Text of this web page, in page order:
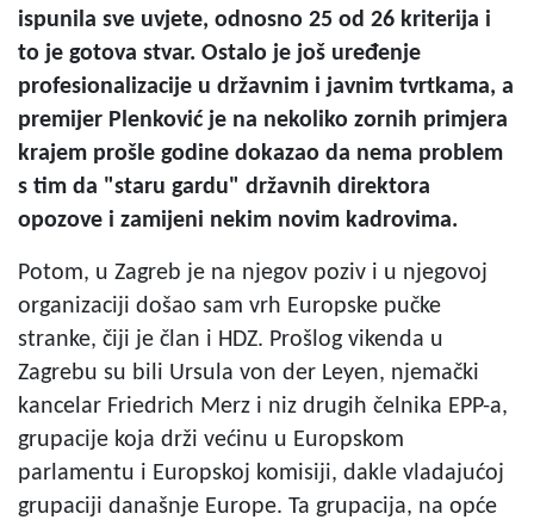
ispunila sve uvjete, odnosno 25 od 26 kriterija i
to je gotova stvar. Ostalo je još uređenje
profesionalizacije u državnim i javnim tvrtkama, a
premijer Plenković je na nekoliko zornih primjera
krajem prošle godine dokazao da nema problem
s tim da "staru gardu" državnih direktora
opozove i zamijeni nekim novim kadrovima.
Potom, u Zagreb je na njegov poziv i u njegovoj
organizaciji došao sam vrh Europske pučke
stranke, čiji je član i HDZ. Prošlog vikenda u
Zagrebu su bili Ursula von der Leyen, njemački
kancelar Friedrich Merz i niz drugih čelnika EPP-a,
grupacije koja drži većinu u Europskom
parlamentu i Europskoj komisiji, dakle vladajućoj
grupaciji današnje Europe. Ta grupacija, na opće